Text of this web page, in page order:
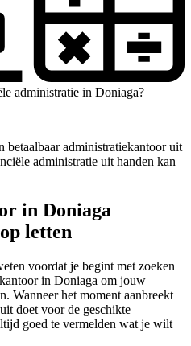
administratie in Doniaga?
betaalbaar administratiekantoor uit
administratie uit handen kan
in Doniaga
letten
voordat je begint met zoeken
in Doniaga om jouw
Wanneer het moment aanbreekt
doet voor de geschikte
goed te vermelden wat je wilt